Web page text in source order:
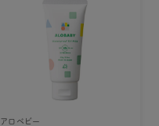
アロベビー